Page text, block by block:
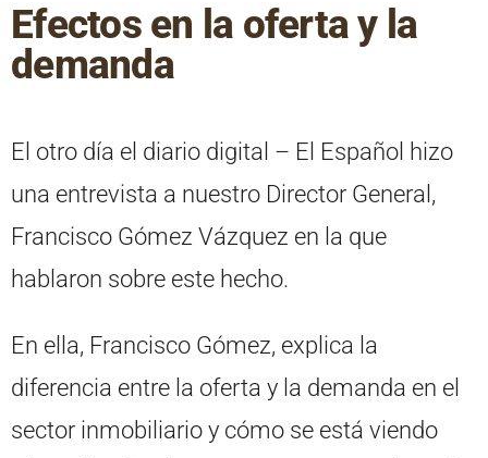
Efectos en la oferta y la
demanda
El otro día el diario digital – El Español hizo
una entrevista a nuestro Director General,
Francisco Gómez Vázquez en la que
hablaron sobre este hecho.
En ella, Francisco Gómez, explica la
diferencia entre la oferta y la demanda en el
sector inmobiliario y cómo se está viendo